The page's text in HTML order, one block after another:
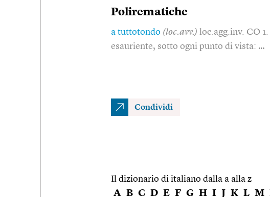
Polirematiche
a tuttotondo (loc.avv.) loc.agg.inv. CO
esauriente, sotto ogni punto di vista: …
Condividi
Il dizionario di italiano dalla a alla z
A B C D E F G H I J K L M